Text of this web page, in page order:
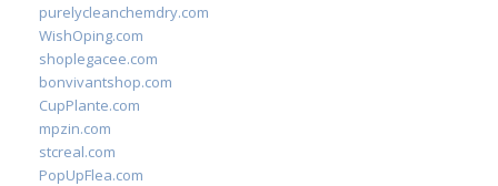
purelycleanchemdry.com
WishOping.com
shoplegacee.com
bonvivantshop.com
CupPlante.com
mpzin.com
stcreal.com
PopUpFlea.com